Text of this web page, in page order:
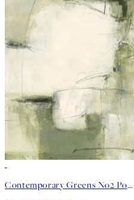
Contemporary Greens No2 Poster